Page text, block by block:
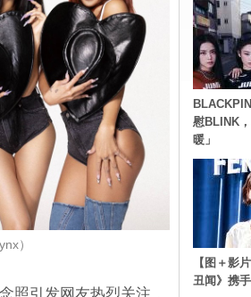
）
慰BLINK
暖」
【图＋影
丑闻》携